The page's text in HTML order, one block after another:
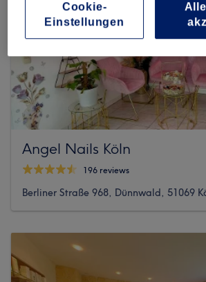
Angel Nails Köln
196 reviews
Berliner Straße 968, Dünnwald, 51069
Cookie-
Einstellungen